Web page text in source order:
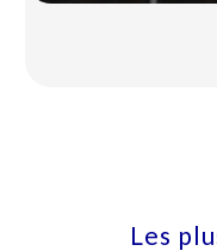
Les